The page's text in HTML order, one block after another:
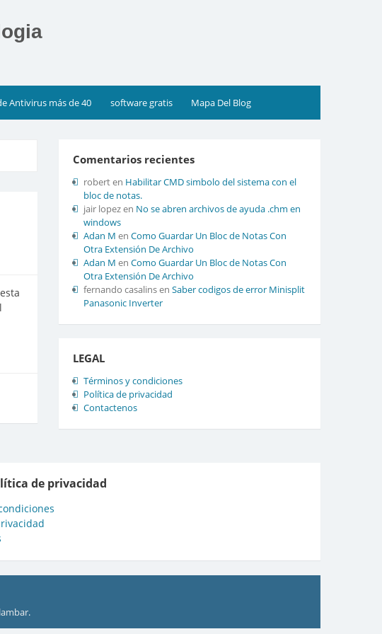
Antivirus más de 40 software gratis Mapa Del Blog
Comentarios recientes
roberten Habilitar CMD simbolo del sistema con el
bloc de notas.
jair lopezen No se abren archivos de ayuda .chm en
windows
Adan M en Como Guardar Un Bloc de Notas Con
Otra Extensión De Archivo
Adan M en Como Guardar Un Bloc de Notas Con
Otra Extensión De Archivo
fernando casalinsen Saber codigos de error Minisplit
Panasonic Inverter
LEGAL
Términos y condiciones
Política de privacidad
Contactenos
de privacidad
.